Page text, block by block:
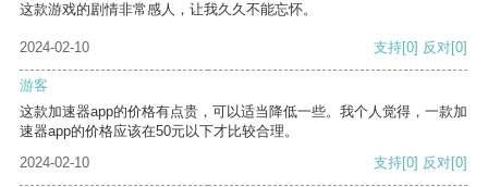
这款游戏的剧情非常感人，让我久久不能忘怀。
2024-02-10 支持[0] 反对[0]
游客
这款加速器app的价格有点贵，可以适当降低一些。我个人觉得，一款加
速器app的价格应该在50元以下才比较合理。
2024-02-10
支持[0] 反对[0]